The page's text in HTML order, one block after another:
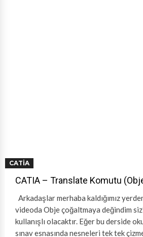
CATIA
CATIA – Translate Komutu
Arkadaşlar merhaba kaldığımız
videoda Obje çoğaltmaya değindim
kullanışlı olacaktır. Eğer bu derside
sınav esnasında nesneleri tek tek